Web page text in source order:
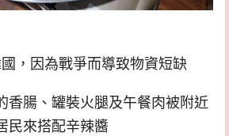
，因為戰爭而導致物資短缺
香腸、罐裝火腿及午餐肉被附近
民來搭配辛辣醬